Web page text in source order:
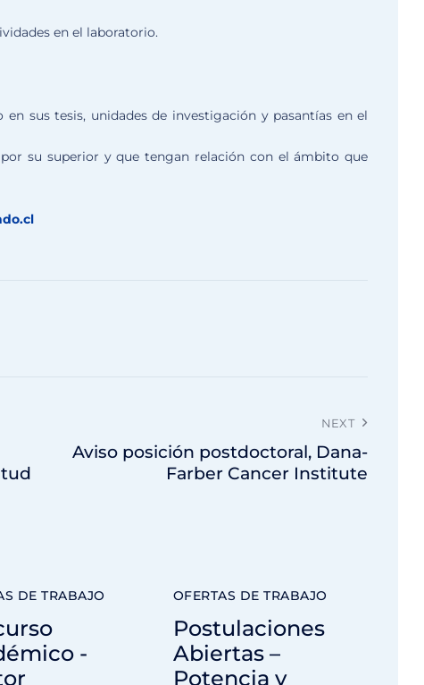
en el laboratorio.
sus tesis, unidades de investigación y pasantías en el
su superior y que tengan relación con el ámbito que
NEXT
Aviso posición postdoctoral, Dana-
Farber Cancer Institute
DE TRABAJO
-
OFERTAS DE TRABAJO
Postulaciones
Abiertas –
Potencia y